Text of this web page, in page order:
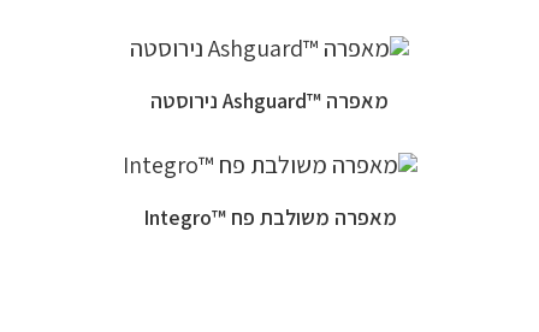
מאפרה ™Ashguard נירוסטה
מאפרה משולבת פח ™Integro